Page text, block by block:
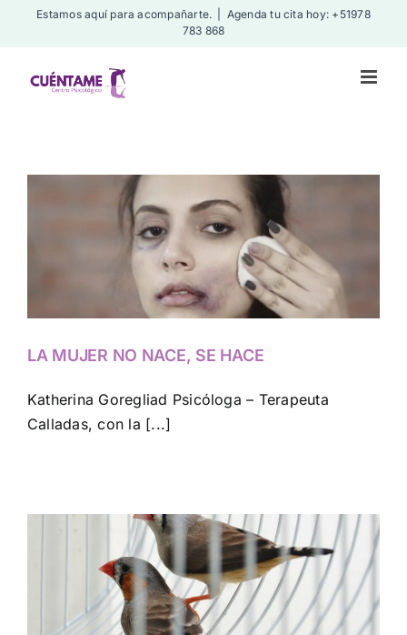
Estamos aquí para acompañarte.
Agenda tu cita hoy: +51978
783 868
LA MUJER NO NACE, SE HACE
Katherina Goregliad Psicóloga – Terapeuta
Calladas, con la [...]